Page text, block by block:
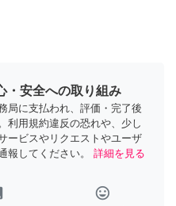
・安全への取り組み
局に支払われ、評価・完了後
利用規約違反の恐れや、少し
ービスやリクエストやユーザ
報してください。
詳細を見る
tag_faces